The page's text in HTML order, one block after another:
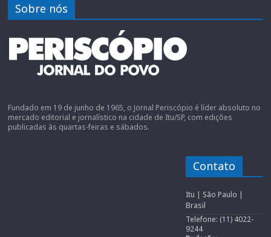
Sobre nós
Fundado em 19 de junho de 1965, o Jornal Periscópio é líder absoluto no
mercado editorial e jornalístico na cidade de Itu/SP, com edições
publicadas às quartas-feiras e sábados.
Contato
Itu | São Paulo |
Brasil
Telefone: (11) 4022-
9244